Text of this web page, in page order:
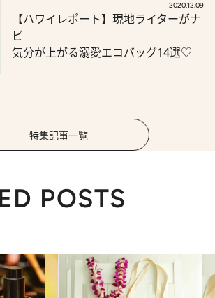
2020.12.09
【ハワイレポート】現地ライターがナ
ビ
気分が上がる溺愛エコバッグ14選♡
特集記事一覧
POSTS